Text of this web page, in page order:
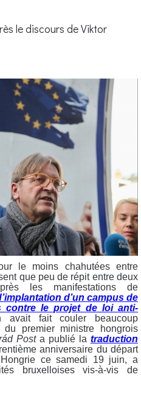
le discours de Viktor
le moins chahutées entre
que peu de répit entre deux
les manifestations de
d’un campus de
contre le projet de loi anti-
avait fait couler beaucoup
premier ministre hongrois
Post a publié la traduction
anniversaire du départ
ce samedi 19 juin, a
bruxelloises vis-à-vis de